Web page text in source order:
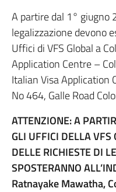
A partire dal 1° giugno
legalizzazione devono
Uffici di VFS Global a
Application Centre –
Italian Visa Application
No 464, Galle Road
ATTENZIONE: A
GLI UFFICI DELLA VFS
DELLE RICHIESTE DI
SPOSTERANNO
Ratnayake Mawatha,